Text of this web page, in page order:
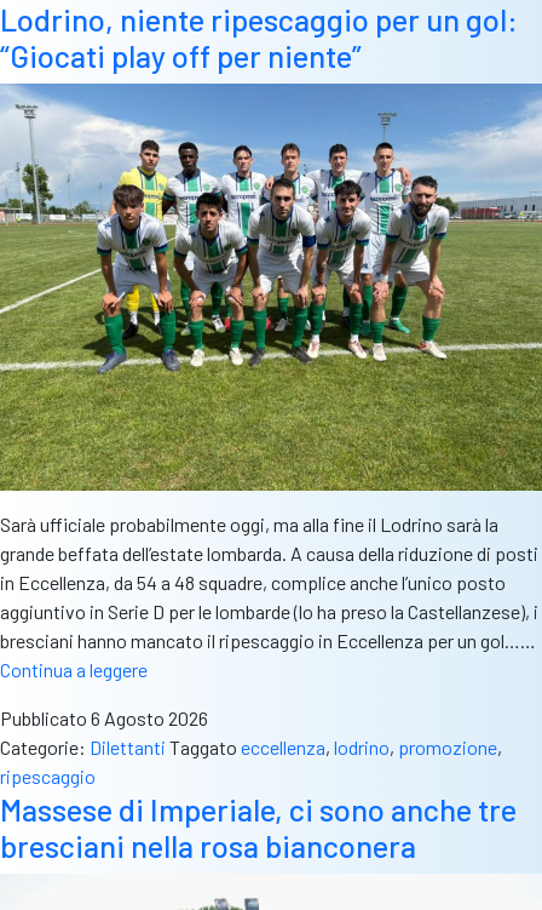
delle
Lodrino, niente ripescaggio per un gol:
“Giocati play off per niente”
Sarà ufficiale probabilmente oggi, ma alla fine il Lodrino sarà la
grande beffata dell’estate lombarda. A causa della riduzione di posti
in Eccellenza, da 54 a 48 squadre, complice anche l’unico posto
aggiuntivo in Serie D per le lombarde (lo ha preso la Castellanzese), i
bresciani hanno mancato il ripescaggio in Eccellenza per un gol……
Continua a leggereLodrino,
ripescaggio
per
gol:
“Giocati
Pubblicato 6 Agosto 2026
Categorie: Dilettanti Taggato eccellenza, lodrino, promozione,
ripescaggio
Massese di Imperiale, ci sono anche tre
bresciani nella rosa bianconera